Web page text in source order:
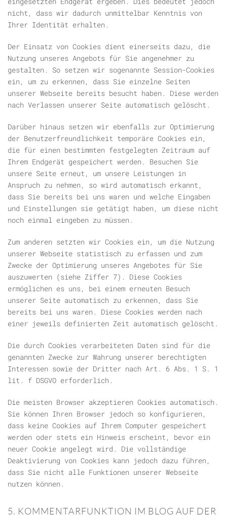
nicht, dass wir dadurch unmittelbar Kenntnis von
Ihrer Identität erhalten.
Der Einsatz von Cookies dient einerseits dazu, die
Nutzung unseres Angebots für Sie angenehmer zu
gestalten. So setzen wir sogenannte Session-Cookies
ein, um zu erkennen, dass Sie einzelne Seiten
unserer Webseite bereits besucht haben. Diese werden
nach Verlassen unserer Seite automatisch gelöscht.
Darüber hinaus setzen wir ebenfalls zur Optimierung
der Benutzerfreundlichkeit temporäre Cookies ein,
die für einen bestimmten festgelegten Zeitraum auf
Ihrem Endgerät gespeichert werden. Besuchen Sie
unsere Seite erneut, um unsere Leistungen in
Anspruch zu nehmen, so wird automatisch erkannt,
dass Sie bereits bei uns waren und welche Eingaben
und Einstellungen sie getätigt haben, um diese nicht
noch einmal eingeben zu müssen.
Zum anderen setzten wir Cookies ein, um die Nutzung
unserer Webseite statistisch zu erfassen und zum
Zwecke der Optimierung unseres Angebotes für Sie
auszuwerten (siehe Ziffer 7). Diese Cookies
ermöglichen es uns, bei einem erneuten Besuch
unserer Seite automatisch zu erkennen, dass Sie
bereits bei uns waren. Diese Cookies werden nach
einer jeweils definierten Zeit automatisch gelöscht.
Die durch Cookies verarbeiteten Daten sind für die
genannten Zwecke zur Wahrung unserer berechtigten
Interessen sowie der Dritter nach Art. 6 Abs. 1 S. 1
lit. f DSGVO erforderlich.
Die meisten Browser akzeptieren Cookies automatisch.
Sie können Ihren Browser jedoch so konfigurieren,
dass keine Cookies auf Ihrem Computer gespeichert
werden oder stets ein Hinweis erscheint, bevor ein
neuer Cookie angelegt wird. Die vollständige
Deaktivierung von Cookies kann jedoch dazu führen,
dass Sie nicht alle Funktionen unserer Webseite
nutzen können.
5. KOMMENTARFUNKTION IM BLOG AUF DER